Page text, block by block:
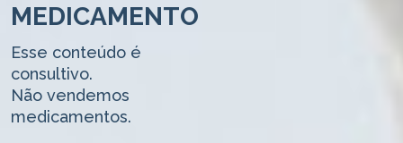
MEDICAMENTO
Esse conteúdo é
consultivo.
Não vendemos
medicamentos.